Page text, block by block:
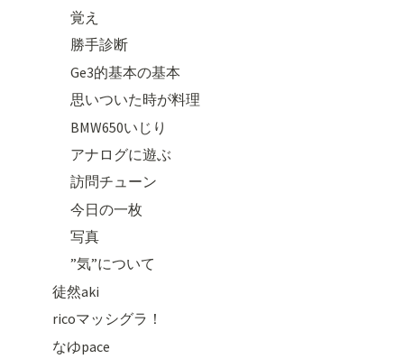
覚え
勝手診断
Ge3的基本の基本
思いついた時が料理
BMW650いじり
アナログに遊ぶ
訪問チューン
今日の一枚
写真
”気”について
徒然aki
ricoマッシグラ！
なゆpace